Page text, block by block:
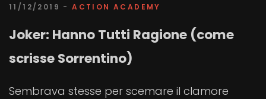
11/12/2019 -ACTION ACADEMY
Joker: Hanno Tutti Ragione (come
scrisse Sorrentino)
Sembrava stesse per scemare il clamore